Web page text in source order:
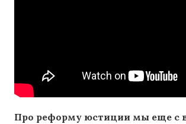
Про реформу юстиции мы еще с